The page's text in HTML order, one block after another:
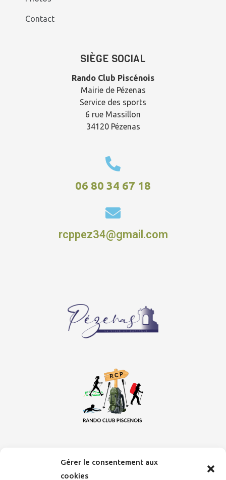
Gérer le consentement aux
cookies
Contact
SIÈGE SOCIAL
Rando Club Piscénois
Mairie de Pézenas
Service des sports
6 rue Massillon
34120 Pézenas
06 80 34 67 18
rcppez34@gmail.com